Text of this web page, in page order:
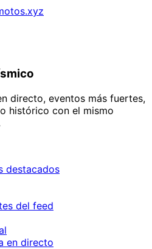
directo, eventos más fuertes,
histórico con el mismo
destacados
del feed
en directo